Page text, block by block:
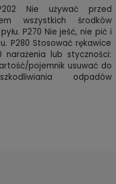
Nie używać przed
wszystkich środków
P270 Nie jeść, nie pić i
P280 Stosować rękawice
narażenia lub styczności:
pojemnik usuwać do
odpadów